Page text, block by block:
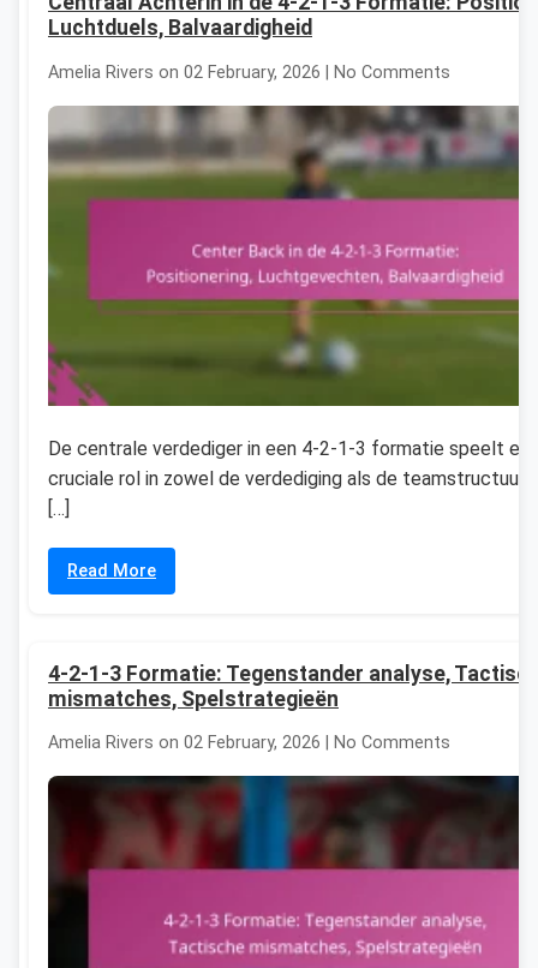
Luchtduels, Balvaardigheid
Amelia Rivers on 02 February, 2026 | No Comments
De centrale verdediger in een 4-2-1-3 formatie speelt
cruciale rol in zowel de verdediging als de teamstructuur,
[…]
Read More
4-2-1-3 Formatie: Tegenstander analyse,
mismatches, Spelstrategieën
Amelia Rivers on 02 February, 2026 | No Comments